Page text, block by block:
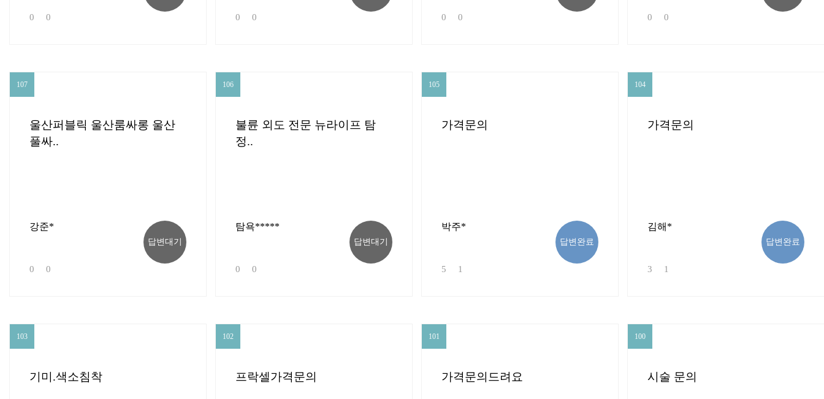
0 0 0 0 0 0 0 0
107
107
울산퍼블릭 울산룸싸롱 울산
풀싸..
강준*
답변대기
0 0
106
106
불륜 외도 전문 뉴라이프 탐
정..
탐욕*****
답변대기
0 0
105
105
가격문의
박주*
답변완료
5 1
104
104
가격문의
김해*
답변완료
3 1
103
103
기미.색소침착
102
102
프락셀가격문의
101
101
가격문의드려요
100
100
시술 문의